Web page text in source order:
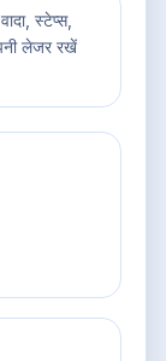
स्टेप्स,
लेजर रखें